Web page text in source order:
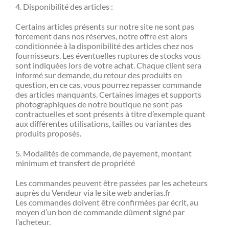
4. Disponibilité des articles :
Certains articles présents sur notre site ne sont pas
forcement dans nos réserves, notre offre est alors
conditionnée à la disponibilité des articles chez nos
fournisseurs. Les éventuelles ruptures de stocks vous
sont indiquées lors de votre achat. Chaque client sera
informé sur demande, du retour des produits en
question, en ce cas, vous pourrez repasser commande
des articles manquants. Certaines images et supports
photographiques de notre boutique ne sont pas
contractuelles et sont présents à titre d’exemple quant
aux différentes utilisations, tailles ou variantes des
produits proposés.
5. Modalités de commande, de payement, montant
minimum et transfert de propriété
Les commandes peuvent être passées par les acheteurs
auprès du Vendeur via le site web anderias.fr
Les commandes doivent être confirmées par écrit, au
moyen d’un bon de commande dûment signé par
l’acheteur.